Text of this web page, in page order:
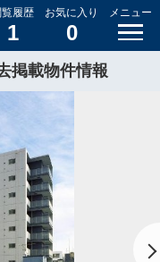
覧履歴
1
お気に入り
0
メニュー
掲載物件情報